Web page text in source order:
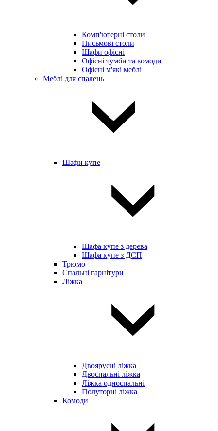
Комп'ютерні столи
Письмові столи
Шафи офісні
Офісні тумби та комоди
Офісні м'які меблі
Меблі для спалень
Шафи купе
Шафа купе з дерева
Шафа купе з ДСП
Трюмо
Спальні гарнітури
Ліжка
Двоярусні ліжка
Двоспальні ліжка
Ліжка односпальні
Полуторні ліжка
Комоди